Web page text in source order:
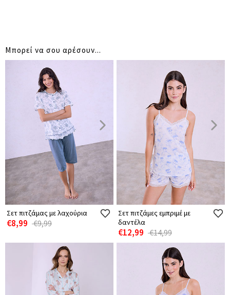
Μπορεί να σου αρέσουν...
Σετ πιτζάμας με λαχούρια
€8,99 €9,99
Σετ πιτζάμες εμπριμέ με
δαντέλα
€12,99 €14,99